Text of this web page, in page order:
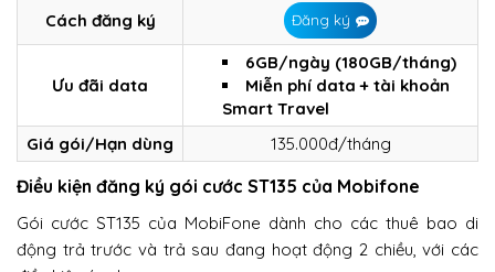
Cách đăng ký
Đăng ký
Ưu đãi data
6GB/ngày (180GB/tháng)
Miễn phí data + tài khoản
Smart Travel
Giá gói/Hạn dùng
135.000đ/tháng
Điều kiện đăng ký gói cước ST135 của Mobifone
Gói cước ST135 của MobiFone dành cho các thuê bao di
động trả trước và trả sau đang hoạt động 2 chiều, với các